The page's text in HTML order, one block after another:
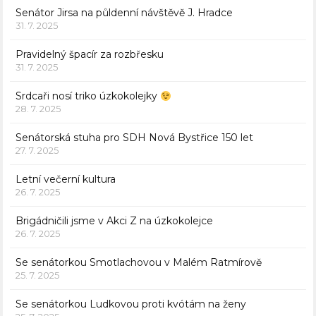
Senátor Jirsa na půldenní návštěvě J. Hradce
31. 7. 2025
Pravidelný špacír za rozbřesku
31. 7. 2025
Srdcaři nosí triko úzkokolejky
28. 7. 2025
Senátorská stuha pro SDH Nová Bystřice 150 let
27. 7. 2025
Letní večerní kultura
26. 7. 2025
Brigádničili jsme v Akci Z na úzkokolejce
26. 7. 2025
Se senátorkou Smotlachovou v Malém Ratmírově
25. 7. 2025
Se senátorkou Ludkovou proti kvótám na ženy